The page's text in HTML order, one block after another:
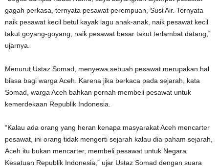
gagah perkasa, ternyata pesawat perempuan, Susi Air. Ternyata
naik pesawat kecil betul kayak lagu anak-anak, naik pesawat kecil
takut goyang-goyang, naik pesawat besar takut terlambat datang,”
ujarnya.
Menurut Ustaz Somad, menyewa sebuah pesawat merupakan hal
biasa bagi warga Aceh. Karena jika berkaca pada sejarah, kata
Somad, warga Aceh bahkan pernah membeli pesawat untuk
kemerdekaan Republik Indonesia.
“Kalau ada orang yang heran kenapa masyarakat Aceh mencarter
pesawat, ini orang tidak mengerti sejarah kalau dia paham sejarah,
Aceh itu bukan mencarter, membeli pesawat untuk Negara
Kesatuan Republik Indonesia,” ujar Ustaz Somad dengan suara